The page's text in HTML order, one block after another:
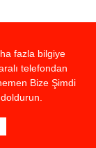
fazla bilgiye
telefondan
Bize Şimdi